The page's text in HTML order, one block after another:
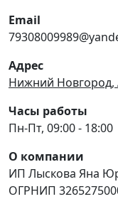
Email
Адрес
Нижний Новгород,
Часы работы
Пн-Пт, 09:00 - 18:00
О компании
ИП Лыскова Яна
ОГРНИП